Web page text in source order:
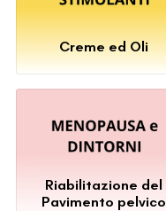
Creme ed Oli
Riabilitazione del
Pavimento pelvico